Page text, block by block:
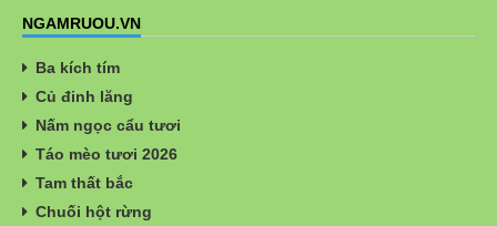
NGAMRUOU.VN
Ba kích tím
Củ đinh lăng
Nấm ngọc cẩu tươi
Táo mèo tươi 2026
Tam thất bắc
Chuối hột rừng